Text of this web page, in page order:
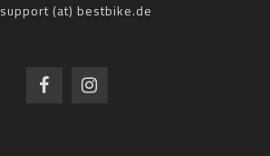
support (at) bestbike.de